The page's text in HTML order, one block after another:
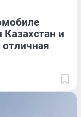
Казахстан и